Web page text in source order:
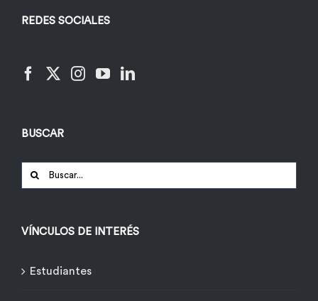
REDES SOCIALES
BUSCAR
Buscar:
VÍNCULOS DE INTERÉS
Estudiantes